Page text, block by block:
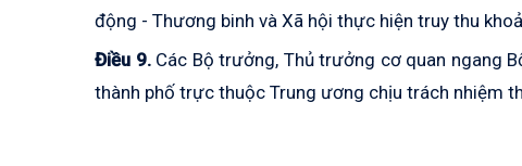
động - Thương binh và Xã hội thực hiện truy thu
Điều 9. Các Bộ trưởng, Thủ trưởng cơ quan ngang
thành phố trực thuộc Trung ương chịu trách nhiệm